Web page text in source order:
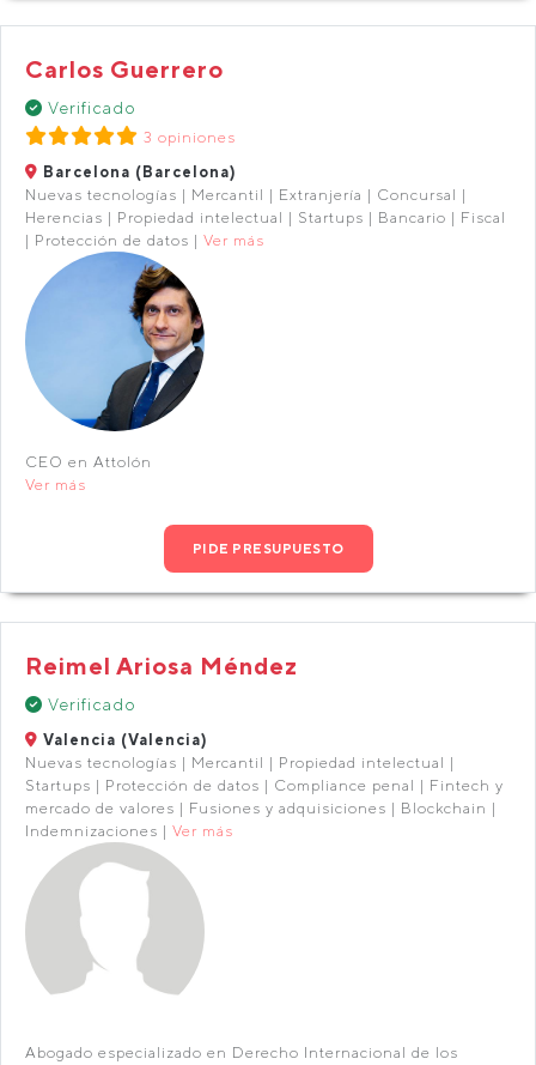
Carlos Guerrero
Verificado
3 opiniones
Barcelona (Barcelona)
Nuevas tecnologías | Mercantil | Extranjería | Concursal |
Herencias | Propiedad intelectual | Startups | Bancario | Fiscal
| Protección de datos | Ver más
CEO en Attolón
Ver más
PIDE PRESUPUESTO
Reimel Ariosa Méndez
Verificado
Valencia (Valencia)
Nuevas tecnologías | Mercantil | Propiedad intelectual |
Startups | Protección de datos | Compliance penal | Fintech y
mercado de valores | Fusiones y adquisiciones | Blockchain |
Indemnizaciones | Ver más
Abogado especializado en Derecho Internacional de los